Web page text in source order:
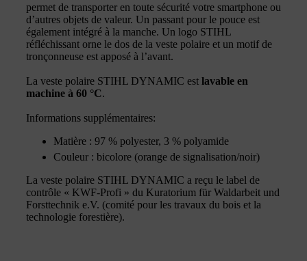
permet de transporter en toute sécurité votre smartphone ou
d’autres objets de valeur. Un passant pour le pouce est
également intégré à la manche. Un logo STIHL
réfléchissant orne le dos de la veste polaire et un motif de
tronçonneuse est apposé à l’avant.
La veste polaire STIHL DYNAMIC est lavable en
machine à 60 °C.
Informations supplémentaires:
Matière : 97 % polyester, 3 % polyamide
Couleur : bicolore (orange de signalisation/noir)
La veste polaire STIHL DYNAMIC a reçu le label de
contrôle « KWF-Profi » du Kuratorium für Waldarbeit und
Forsttechnik e.V. (comité pour les travaux du bois et la
technologie forestière).